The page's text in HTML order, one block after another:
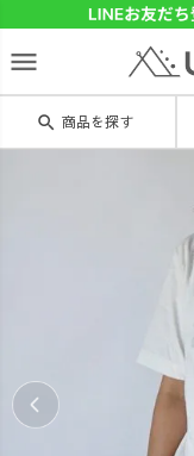
menu
search 商品を探す